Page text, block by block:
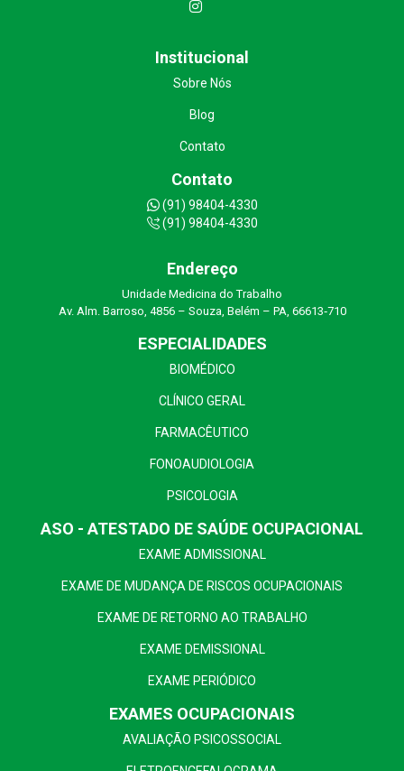
Institucional
Sobre Nós
Blog
Contato
Contato
(91) 98404-4330
(91) 98404-4330
Endereço
Unidade Medicina do Trabalho
Av. Alm. Barroso, 4856 – Souza, Belém – PA, 66613‑710
ESPECIALIDADES
BIOMÉDICO
CLÍNICO GERAL
FARMACÊUTICO
FONOAUDIOLOGIA
PSICOLOGIA
ASO - ATESTADO DE SAÚDE OCUPACIONAL
EXAME ADMISSIONAL
EXAME DE MUDANÇA DE RISCOS OCUPACIONAIS
EXAME DE RETORNO AO TRABALHO
EXAME DEMISSIONAL
EXAME PERIÓDICO
EXAMES OCUPACIONAIS
AVALIAÇÃO PSICOSSOCIAL